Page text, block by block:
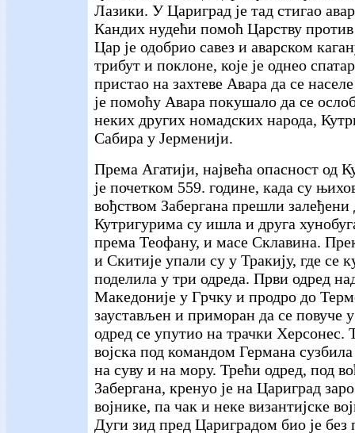
Лазики. У Цариград је тад стигао
Кандих нудећи помоћ Царству
Цар је одобрио савез и аварском
трибут и поклоне, које је однео
пристао на захтеве Авара да се
је помоћу Авара покушало да се
неких других номадских народа,
Сабира у Јерменији.
Према Агатији, највећа опасност од
је почетком 559. године, када су
вођством Забергана прешли
Кутригурима су ишла и друга
према Теофану, и масе Склавина.
и Скитије упали су у Тракију, где се
поделила у три одреда. Први одред
Македоније у Грчку и продро до
заустављен и приморан да се повуче
одред се упутио на трачки Херсонес.
војска под командом Германа
на суву и на мору. Трећи одред, под
Забергана, кренуо је на Цариград
војнике, па чак и неке византијске
Дуги зид пред Цариградом био је без